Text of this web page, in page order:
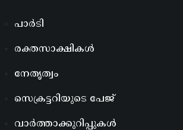
പാർടി
രക്തസാക്ഷികൾ
നേതൃത്വം
സെക്രട്ടറിയുടെ പേജ്
വാർത്താക്കുറിപ്പുകൾ